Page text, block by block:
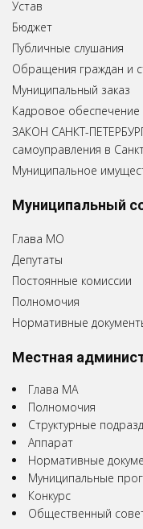
Устав
Бюджет
Публичные слушания
Обращения граждан и
Муниципальный заказ
Кадровое обеспечение
ЗАКОН САНКТ-
самоуправления в
Муниципальное
Муниципальный
Глава МО
Депутаты
Постоянные комиссии
Полномочия
Нормативные
Местная
Глава МА
Полномочия
Структурные
Аппарат
Нормативные
Муниципальные
Конкурс
Общественный